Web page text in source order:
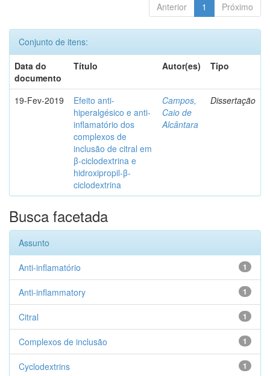
Anterior 1 Próximo
Conjunto de itens:
Data do
documento
Título Autor(es) Tipo
19-Fev-2019
Efeito anti-
hiperalgésico e anti-
inflamatório dos
complexos de
inclusão de citral em
β-ciclodextrina e
hidroxipropil-β-
ciclodextrina
Campos,
Caio de
Alcântara
Dissertação
Busca facetada
Assunto
1
Anti-inflamatório
1
Anti-inflammatory
1
Citral
1
Complexos de inclusão
1
Cyclodextrins